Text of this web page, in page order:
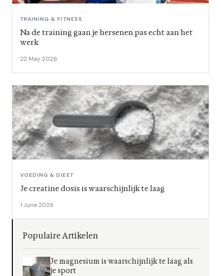
TRAINING & FITNESS
Na de training gaan je hersenen pas echt aan het
werk
22 May 2026
VOEDING & DIEET
Je creatine dosis is waarschijnlijk te laag
1 June 2026
Populaire Artikelen
Je magnesium is waarschijnlijk te laag als
je sport